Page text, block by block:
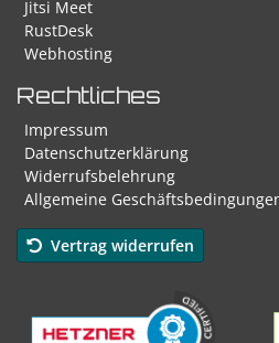
Jitsi Meet
RustDesk
Webhosting
Rechtliches
Impressum
Datenschutzerklärung
Widerrufsbelehrung
Allgemeine
Vertrag widerrufen